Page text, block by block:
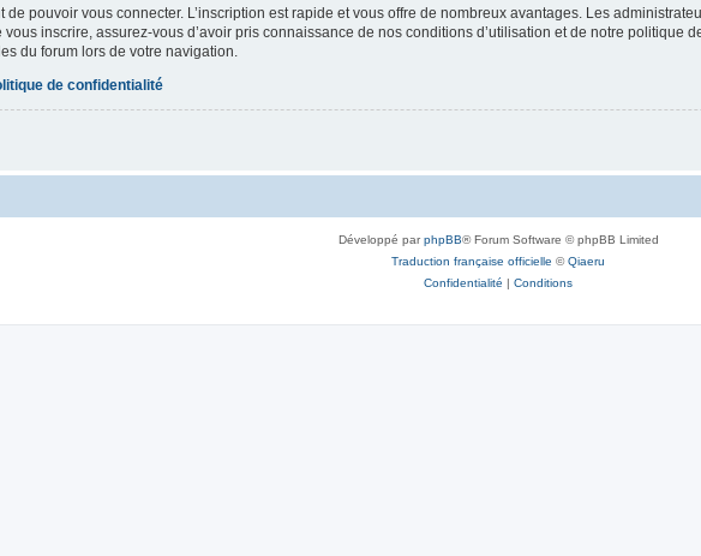
de pouvoir vous connecter. L’inscription est rapide et vous offre de nombreux avantages. Les
vous inscrire, assurez-vous d’avoir pris connaissance de nos conditions d’utilisation et de notre politique
du forum lors de votre navigation.
de confidentialité
Développé parphpBB® Forum Software © phpBB Limited
Traduction française officielle ©Qiaeru
Confidentialité | Conditions